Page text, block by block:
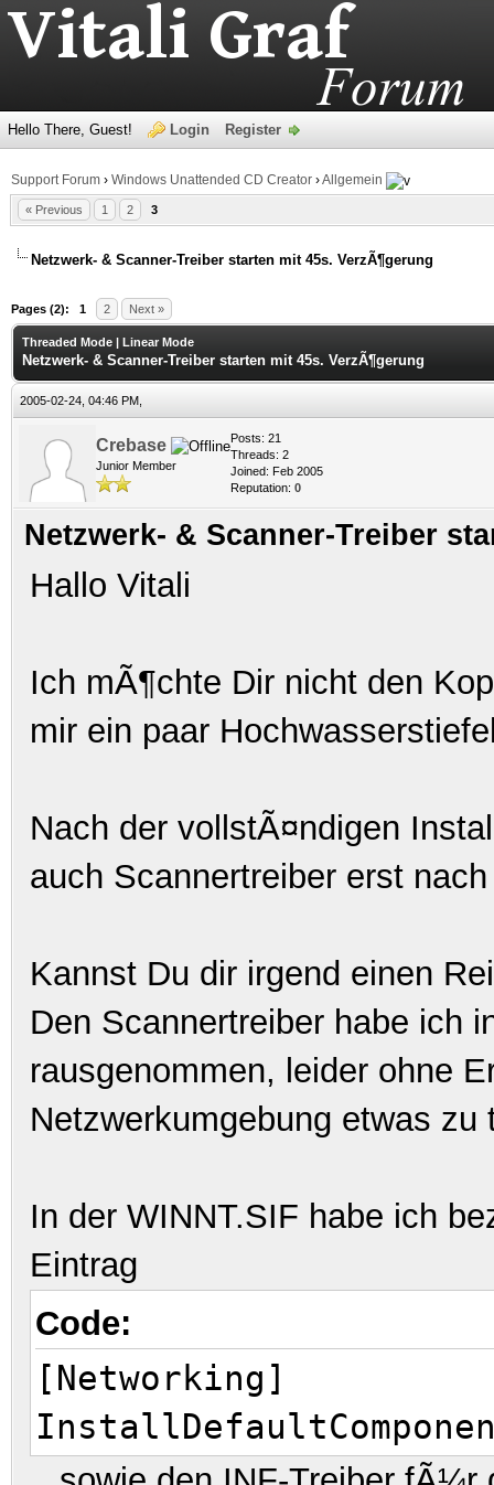
Hello There, Guest! Login Register
Support Forum › Windows Unattended CD Creator ›Allgemein
« Previous 1 2 3
Netzwerk- & Scanner-Treiber starten mit 45s. VerzÃ¶gerung
Pages (2): 1 2 Next »
Threaded Mode | Linear Mode
Netzwerk- & Scanner-Treiber starten mit 45s. VerzÃ¶gerung
2005-02-24, 04:46 PM,
Crebase
Junior Member
Posts: 21
Threads: 2
Joined: Feb 2005
Reputation: 0
Netzwerk- & Scanner-Treiber
Hallo Vitali
Ich mÃ¶chte Dir nicht den
mir ein paar
Nach der vollstÃ¤ndigen
auch Scannertreiber erst
Kannst Du dir irgend einen
Den Scannertreiber habe ich
rausgenommen, leider ohne
Netzwerkumgebung etwas zu
In der WINNT.SIF habe ich
Eintrag
Code:
[Networking]